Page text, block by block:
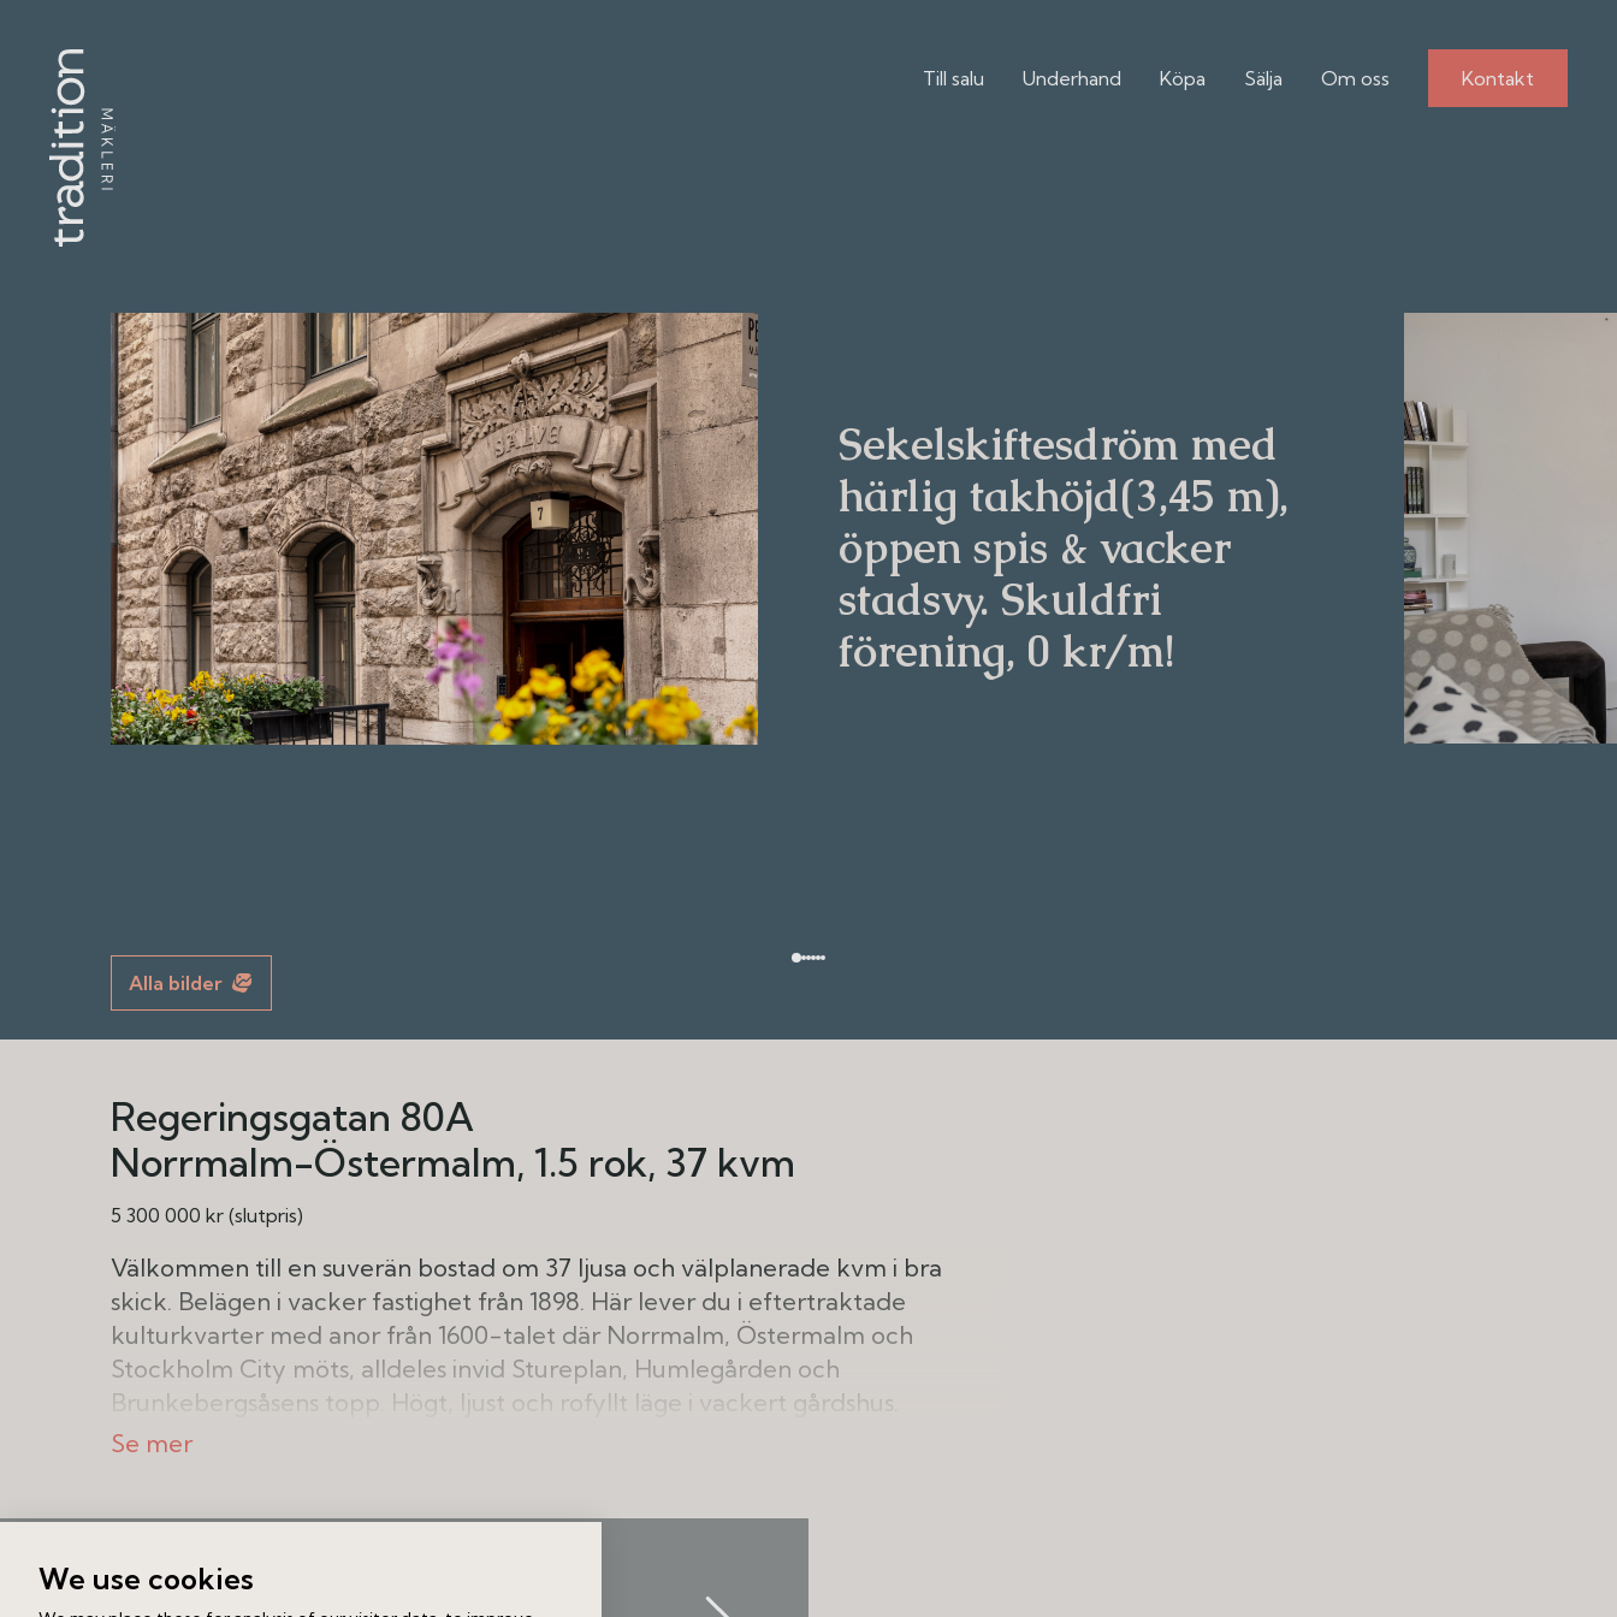
Till salu Underhand Köpa Sälja Om oss Kontakt
Sekelskiftesdröm med
härlig takhöjd(3,45 m),
öppen spis & vacker
stadsvy. Skuldfri
förening, 0 kr/m!
Alla bilder
Regeringsgatan 80A
Norrmalm-Östermalm 1.5 rok 37 kvm
5 300 000 kr (slutpris)
Välkommen till en suverän bostad om 37 ljusa och välplanerade kvm i bra
skick. Belägen i vacker fastighet från 1898. Här lever du i eftertraktade
kulturkvarter med anor från 1600-talet där Norrmalm, Östermalm och
Stockholm City möts, alldeles invid Stureplan, Humlegården och
Brunkebergsåsens topp. Högt, ljust och rofyllt läge i vackert gårdshus.
m.m. Den väl tilltagna takhöjden om 3,45 meter ger ordentligt med rymd.
Stora fönster, rikligt ljusinsläpp och vy mot himmel, tinnar, torn och takåsar är
Liknande bostad
We use cookies